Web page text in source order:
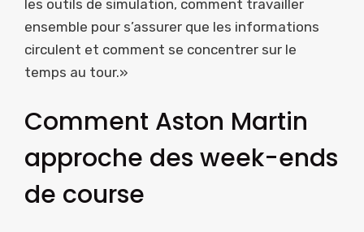
les outils de simulation, comment travailler
ensemble pour s’assurer que les informations
circulent et comment se concentrer sur le
temps au tour.»
Comment Aston Martin
approche des week-ends
de course